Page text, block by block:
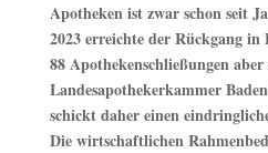
Apotheken ist zwar schon seit
2023 erreichte der Rückgang
88 Apothekenschließungen
Landesapothekerkammer
schickt daher einen
Die wirtschaftlichen